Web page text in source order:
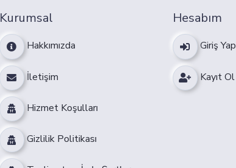
Kurumsal
Hakkımızda
İletişim
Hizmet Koşulları
Gizlilik Politikası
Hesabım
Giriş Yap
Kayıt Ol